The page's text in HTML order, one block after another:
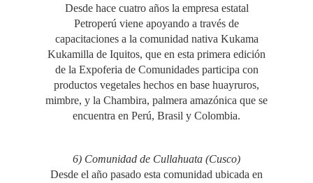
Desde hace cuatro años la empresa estatal
Petroperú viene apoyando a través de
capacitaciones a la comunidad nativa Kukama
Kukamilla de Iquitos, que en esta primera edición
de la Expoferia de Comunidades participa con
productos vegetales hechos en base huayruros,
mimbre, y la Chambira, palmera amazónica que se
encuentra en Perú, Brasil y Colombia.
6) Comunidad de Cullahuata (Cusco)
Desde el año pasado esta comunidad ubicada en